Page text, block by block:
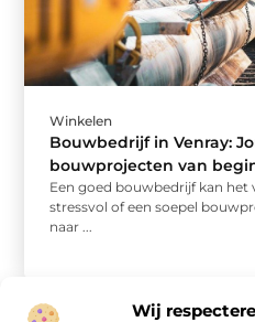
Wij
Winkelen
Bouwbedrijf in Venray:
bouwprojecten van
Een goed bouwbedrijf kan het
stressvol of een soepel
naar ...